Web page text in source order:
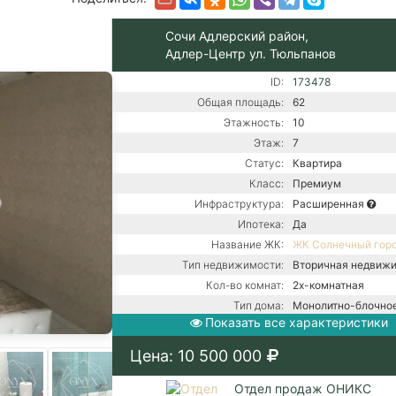
Сочи Адлерский район,
Адлер-Центр ул. Тюльпанов
ID:
173478
Общая площадь:
62
Этажность:
10
Этаж:
7
Статус:
Квартира
Класс:
Премиум
Инфраструктура:
Расширенная
Ипотека:
Да
Название ЖК:
ЖК Солнечный
Тип недвижимости:
Вторичная
Кол-во комнат:
2х-комнатная
Тип дома:
Монолитно-
Ремонт:
С ремонтом
Центральное
Центральное
Показать все характеристики
Цена: 10 500 000
Отдел продаж ОНИКС